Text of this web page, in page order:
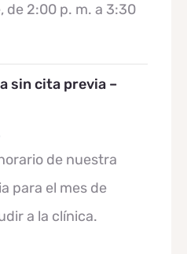
de 2:00 p. m. a 3:30
sin cita previa –
de nuestra
para el mes de
a la clínica.